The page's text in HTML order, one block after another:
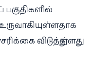
பகுதிகளில்
விடுத்துள்ளது.